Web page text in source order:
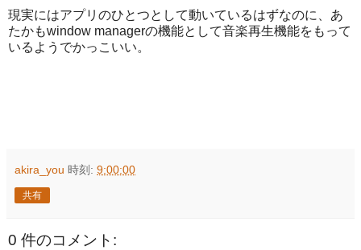
現実にはアプリのひとつとして動いているはずなのに、あ
たかもwindow managerの機能として音楽再生機能をもって
いるようでかっこいい。
akira_you 時刻: 9:00:00
共有
0 件のコメント: